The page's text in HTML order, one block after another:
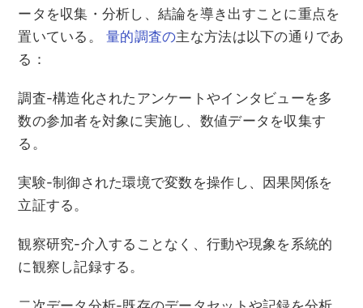
ータを収集・分析し、結論を導き出すことに重点を
置いている。量的調査の主な方法は以下の通りであ
る：
調査-構造化されたアンケートやインタビューを多
数の参加者を対象に実施し、数値データを収集す
る。
実験-制御された環境で変数を操作し、因果関係を
立証する。
観察研究-介入することなく、行動や現象を系統的
に観察し記録する。